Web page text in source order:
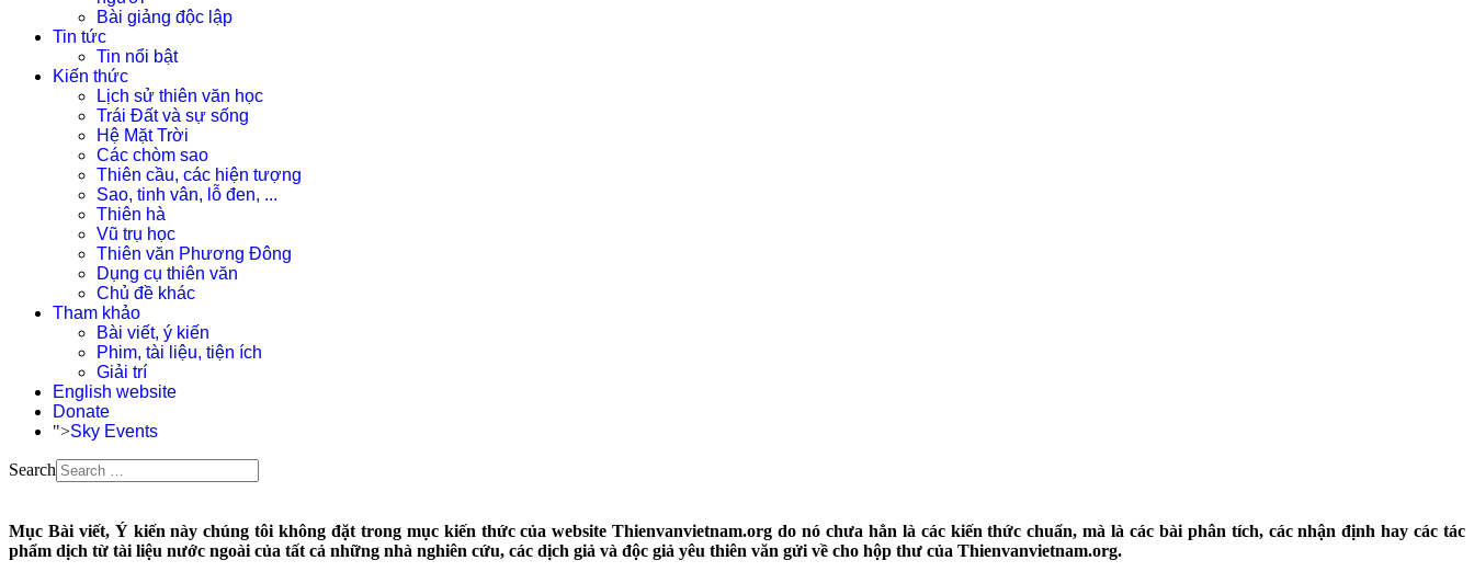
Bài giảng độc lập
Tin tức
Tin nổi bật
Kiến thức
Lịch sử thiên văn học
Trái Đất và sự sống
Hệ Mặt Trời
Các chòm sao
Thiên cầu, các hiện tượng
Sao, tinh vân, lỗ đen, ...
Thiên hà
Vũ trụ học
Thiên văn Phương Đông
Dụng cụ thiên văn
Chủ đề khác
Tham khảo
Bài viết, ý kiến
Phim, tài liệu, tiện ích
Giải trí
English website
Donate
">Sky Events
Search
Mục Bài viết, Ý kiến này chúng tôi không đặt trong mục kiến thức của website Thienvanvietnam.org do nó chưa hẳn là các kiến thức chuẩn, mà là các bài phân tích, các nhận định hay các tác
phẩm dịch từ tài liệu nước ngoài của tất cả những nhà nghiên cứu, các dịch giả và độc giả yêu thiên văn gửi về cho hộp thư của Thienvanvietnam.org.